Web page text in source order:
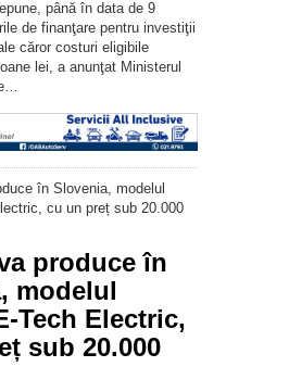
până în data de 9
de finanţare pentru investiţii
căror costuri eligibile
lei, a anunţat Ministerul
produce în
modelul
Tech Electric,
sub 20.000